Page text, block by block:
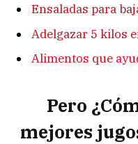
Ensaladas para
Adelgazar 5 kilos
Alimentos que
Pero
mejores